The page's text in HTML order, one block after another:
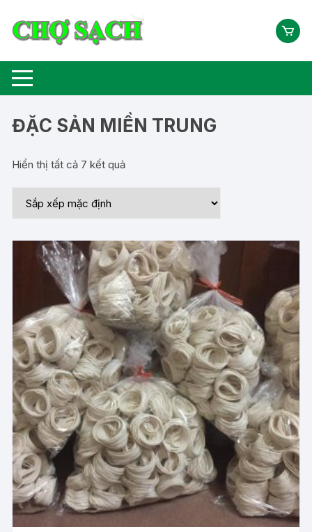
ĐẶC SẢN MIỀN TRUNG
Hiển thị tất cả 7 kết quả